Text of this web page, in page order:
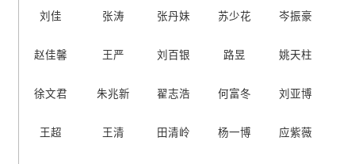
刘佳 张涛 张丹妹 苏少花 岑振豪
赵佳馨 王严 刘百银 路昱 姚天柱
徐文君 朱兆新 翟志浩 何富冬 刘亚博
王超 王清 田清岭 杨一博 应紫薇